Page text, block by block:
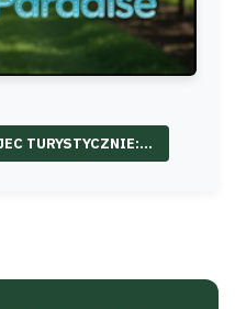
TURYSTYCZNIE:...